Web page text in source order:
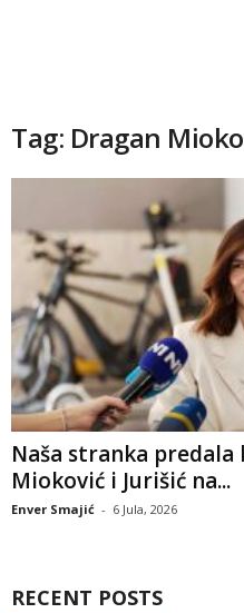
Tag: Dragan
Naša stranka predala
Mioković i Jurišić na...
Enver Smajić - 6 Jula, 2026
RECENT POSTS